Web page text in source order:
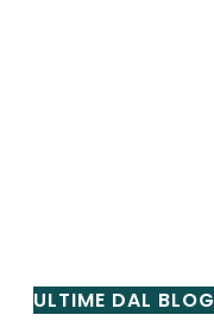
ULTIME DAL BLOG